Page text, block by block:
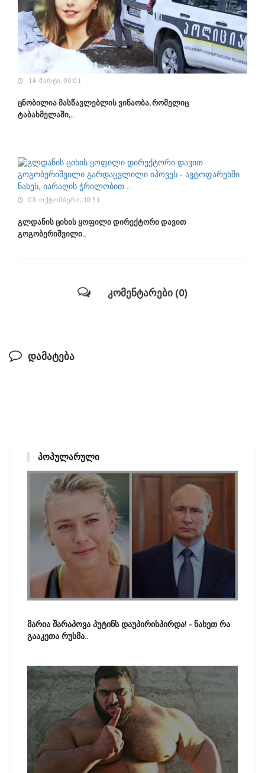
14-ᲛᲐᲠᲢᲘ, 00:01
ცნობილია მასწავლებლის ვინაობა, რომელიც
ტაბახმელაში,..
08-ᲝᲥᲢᲝᲛᲑᲔᲠᲘ, 10:31
გლდანის ციხის ყოფილი დირექტორი დავით
გოგობერიშვილი..
კომენტარები (0)
დამატება
ᲞᲝᲞᲣᲚᲐᲠᲣᲚᲘ
მარია შარაპოვა პუტინს დაუპირისპირდა! - ნახეთ რა
გააკეთა რუსმა..